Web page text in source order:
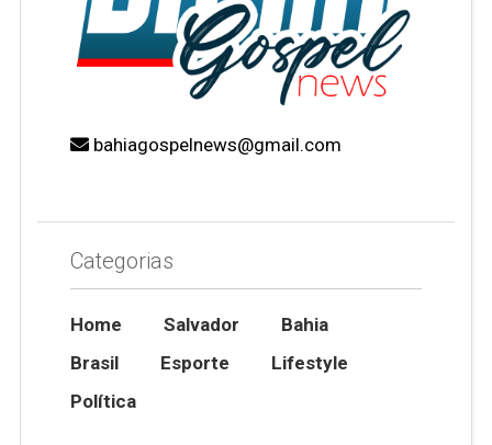
bahiagospelnews@gmail.com
Categorias
Home Salvador
Bahia
Brasil
Esporte
Lifestyle
Política